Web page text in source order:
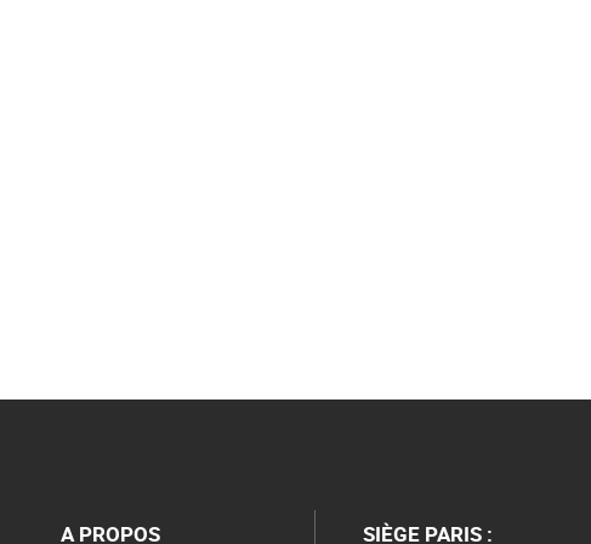
A PROPOS SIÈGE PARIS :